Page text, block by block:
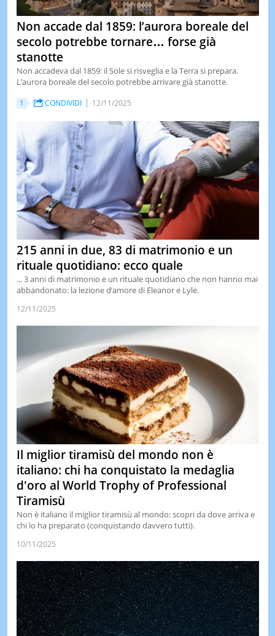
Non accade dal 1859: l’aurora boreale del
secolo potrebbe tornare… forse già
stanotte
Non accadeva dal 1859: il Sole si risveglia e la Terra si prepara.
L’aurora boreale del secolo potrebbe arrivare già stanotte.
1 CONDIVIDI 12/11/2025
215 anni in due, 83 di matrimonio e un
rituale quotidiano: ecco quale
... 3 anni di matrimonio e un rituale quotidiano che non hanno mai
abbandonato: la lezione d’amore di Eleanor e Lyle.
12/11/2025
Il miglior tiramisù del mondo non è
italiano: chi ha conquistato la medaglia
d'oro al World Trophy of Professional
Tiramisù
Non è italiano il miglior tiramisù al mondo: scopri da dove arriva e
chi lo ha preparato (conquistando davvero tutti).
10/11/2025